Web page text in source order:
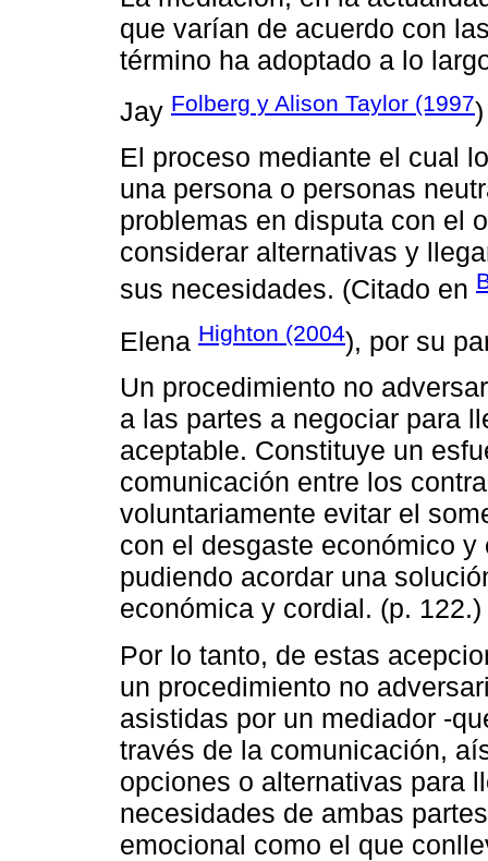
que varían de acuerdo con
término ha adoptado a lo
Jay Folberg y Alison Taylor (1997
El proceso mediante el cual
una persona o personas
problemas en disputa con el
considerar alternativas y
sus necesidades. (Citado en
Elena Highton (2004), por su
Un procedimiento no
a las partes a negociar para
aceptable. Constituye un
comunicación entre los
voluntariamente evitar el
con el desgaste económico
pudiendo acordar una
económica y cordial. (p. 122.)
Por lo tanto, de estas
un procedimiento no
asistidas por un mediador -
través de la comunicación,
opciones o alternativas para
necesidades de ambas
emocional como el que